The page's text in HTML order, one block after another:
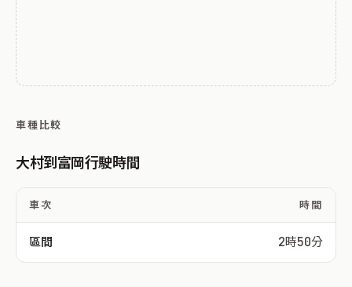
車種比較
大村到富岡行駛時間
車次 時間
區間 2時50分